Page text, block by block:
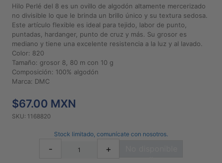
Aviso De
Privacidad
Políticas
Compra
2026
Hilo Perlé del 8 es un ovillo de algodón altamente mercerizado
no divisible lo que le brinda un brillo único y su textura sedosa.
Este artículo flexible es ideal para tejido, labor de punto,
puntadas, hardanger, punto de cruz y más. Su grosor es
mediano y tiene una excelente resistencia a la luz y al lavado.
Color: 820
Tamaño: grosor 8, 80 m con 10 g
Composición: 100% algodón
Marca: DMC
$67.00 MXN
SKU: 1168820
Stock limitado, comunícate con nosotros.
- +